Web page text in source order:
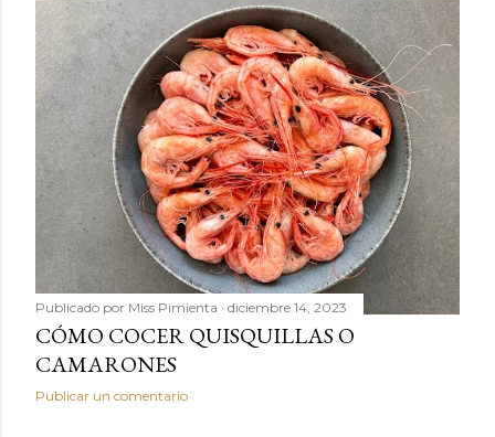
Publicado por Miss Pimienta diciembre 14, 2023
CÓMO COCER QUISQUILLAS O
CAMARONES
Publicar un comentario